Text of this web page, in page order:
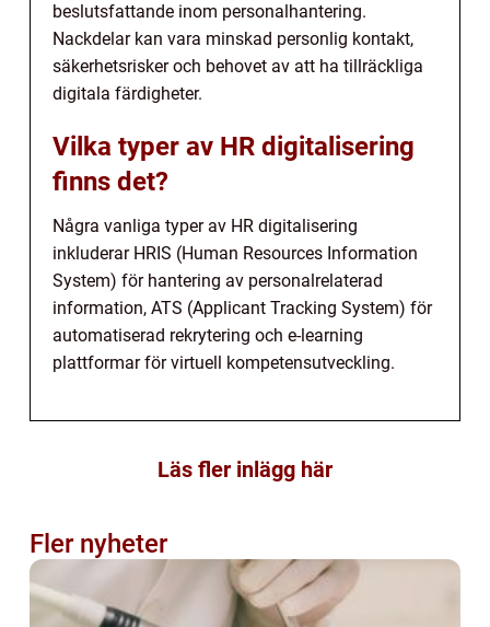
beslutsfattande inom personalhantering.
Nackdelar kan vara minskad personlig kontakt,
säkerhetsrisker och behovet av att ha tillräckliga
digitala färdigheter.
Vilka typer av HR digitalisering
finns det?
Några vanliga typer av HR digitalisering
inkluderar HRIS (Human Resources Information
System) för hantering av personalrelaterad
information, ATS (Applicant Tracking System) för
automatiserad rekrytering och e-learning
plattformar för virtuell kompetensutveckling.
Läs fler inlägg här
Fler nyheter